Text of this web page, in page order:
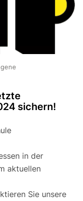
sichern!
in der
aktuellen
Sie unsere